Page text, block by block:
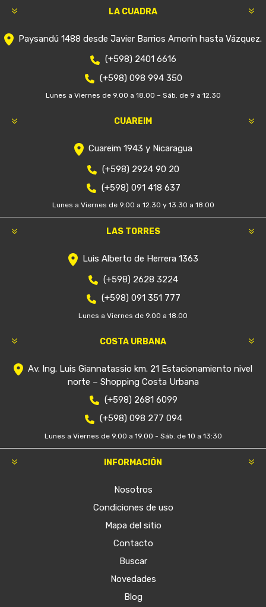
LA CUADRA
Paysandú 1488 desde Javier Barrios Amorín hasta Vázquez.
(+598) 2401 6616
(+598) 098 994 350
Lunes a Viernes de 9.00 a 18.00 – Sáb. de 9 a 12.30
CUAREIM
Cuareim 1943 y Nicaragua
(+598) 2924 90 20
(+598) 091 418 637
Lunes a Viernes de 9.00 a 12.30 y 13.30 a 18.00
LAS TORRES
Luis Alberto de Herrera 1363
(+598) 2628 3224
(+598) 091 351 777
Lunes a Viernes de 9.00 a 18.00
COSTA URBANA
Av. Ing. Luis Giannatassio km. 21 Estacionamiento nivel
norte – Shopping Costa Urbana
(+598) 2681 6099
(+598) 098 277 094
Lunes a Viernes de 9.00 a 19.00 - Sáb. de 10 a 13:30
INFORMACIÓN
Nosotros
Condiciones de uso
Mapa del sitio
Contacto
Buscar
Novedades
Blog